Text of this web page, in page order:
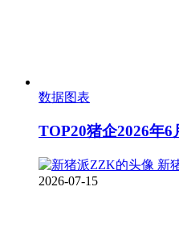
数据图表
TOP20猪企2026年
新
2026-07-15